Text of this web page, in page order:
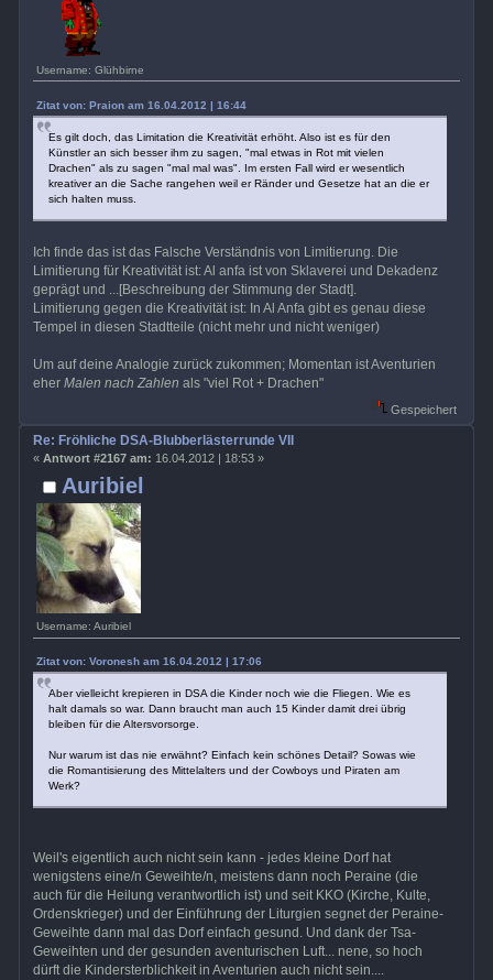
Username: Glühbirne
Zitat von: Praion am 16.04.2012 | 16:44
Es gilt doch, das Limitation die Kreativität erhöht. Also ist es für den
Künstler an sich besser ihm zu sagen, "mal etwas in Rot mit vielen
Drachen" als zu sagen "mal mal was". Im ersten Fall wird er wesentlich
kreativer an die Sache rangehen weil er Ränder und Gesetze hat an die er
sich halten muss.
Ich finde das ist das Falsche Verständnis von Limitierung. Die
Limitierung für Kreativität ist: Al anfa ist von Sklaverei und Dekadenz
geprägt und ...[Beschreibung der Stimmung der Stadt].
Limitierung gegen die Kreativität ist: In Al Anfa gibt es genau diese
Tempel in diesen Stadtteile (nicht mehr und nicht weniger)
Um auf deine Analogie zurück zukommen; Momentan ist Aventurien
eher Malen nach Zahlen als "viel Rot + Drachen"
Gespeichert
Auribiel
Username: Auribiel
Re: Fröhliche DSA-Blubberlästerrunde VII
« Antwort #2167 am: 16.04.2012 | 18:53 »
Zitat von: Voronesh am 16.04.2012 | 17:06
Aber vielleicht krepieren in DSA die Kinder noch wie die Fliegen. Wie es
halt damals so war. Dann braucht man auch 15 Kinder damit drei übrig
bleiben für die Altersvorsorge.
Nur warum ist das nie erwähnt? Einfach kein schönes Detail? Sowas wie
die Romantisierung des Mittelalters und der Cowboys und Piraten am
Werk?
Weil's eigentlich auch nicht sein kann - jedes kleine Dorf hat
wenigstens eine/n Geweihte/n, meistens dann noch Peraine (die
auch für die Heilung verantwortlich ist) und seit KKO (Kirche, Kulte,
Ordenskrieger) und der Einführung der Liturgien segnet der Peraine-
Geweihte dann mal das Dorf einfach gesund. Und dank der Tsa-
Geweihten und der gesunden aventurischen Luft... nene, so hoch
dürft die Kindersterblichkeit in Aventurien auch nicht sein....